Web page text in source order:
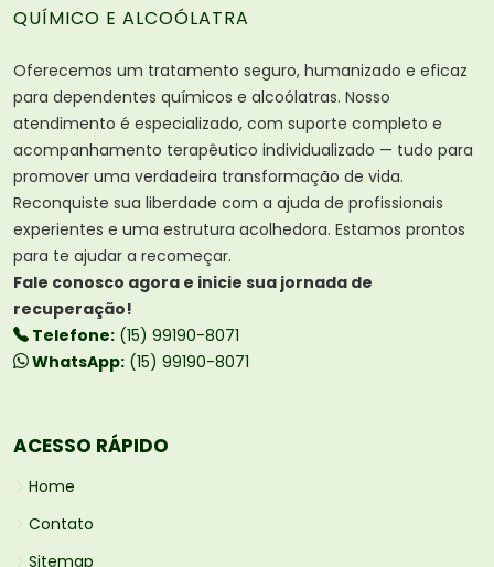
QUÍMICO E ALCOÓLATRA
Oferecemos um tratamento seguro, humanizado e eficaz
para dependentes químicos e alcoólatras. Nosso
atendimento é especializado, com suporte completo e
acompanhamento terapêutico individualizado — tudo para
promover uma verdadeira transformação de vida.
Reconquiste sua liberdade com a ajuda de profissionais
experientes e uma estrutura acolhedora. Estamos prontos
para te ajudar a recomeçar.
Fale conosco agora e inicie sua jornada de
recuperação!
Telefone: (15) 99190-8071
WhatsApp: (15) 99190-8071
ACESSO RÁPIDO
Home
Contato
Sitemap